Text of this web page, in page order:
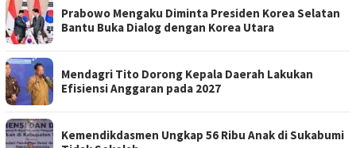
Prabowo Mengaku Diminta Presiden Korea Selatan
Bantu Buka Dialog dengan Korea Utara
Mendagri Tito Dorong Kepala Daerah Lakukan
Efisiensi Anggaran pada 2027
Kemendikdasmen Ungkap 56 Ribu Anak di Sukabumi